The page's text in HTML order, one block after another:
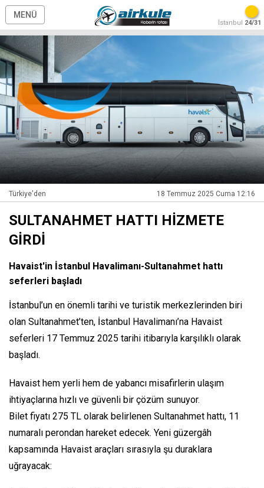
MENÜ
İstanbul 24/31
Türkiye'den 18 Temmuz 2025 Cuma 12:16
SULTANAHMET HATTI HİZMETE
GİRDİ
Havaist'in İstanbul Havalimanı-Sultanahmet hattı
seferleri başladı
İstanbul’un en önemli tarihi ve turistik merkezlerinden biri
olan Sultanahmet’ten, İstanbul Havalimanı’na Havaist
seferleri 17 Temmuz 2025 tarihi itibarıyla karşılıklı olarak
başladı.
Havaist hem yerli hem de yabancı misafirlerin ulaşım
ihtiyaçlarına hızlı ve güvenli bir çözüm sunuyor.
Bilet fiyatı 275 TL olarak belirlenen Sultanahmet hattı, 11
numaralı perondan hareket edecek. Yeni güzergâh
kapsamında Havaist araçları sırasıyla şu duraklara
uğrayacak: